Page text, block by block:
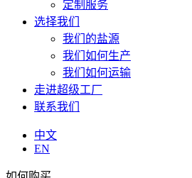
定制服务
选择我们
我们的盐源
我们如何生产
我们如何运输
走进超级工厂
联系我们
中文
EN